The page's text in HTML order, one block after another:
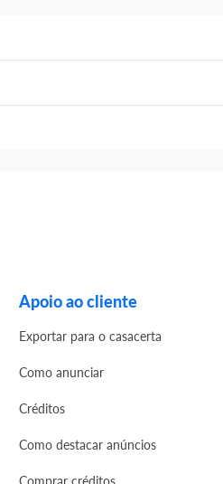
Apoio ao cliente
Exportar para o casacerta
Como anunciar
Créditos
Como destacar anúncios